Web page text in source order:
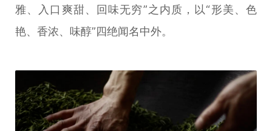
雅、入口爽甜、回味无穷”之内质，以“形美、色
艳、香浓、味醇”四绝闻名中外。